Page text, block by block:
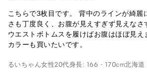
こちらで3枚目です。 背中のラインが綺麗
さも丁度良く、お腹が見えすぎず見えなさ
ウエストボトムスを履けばお腹はほぼ見え
カラーも買いたいです。
るいちゃん女性20代身長: 166 - 170cm北海道